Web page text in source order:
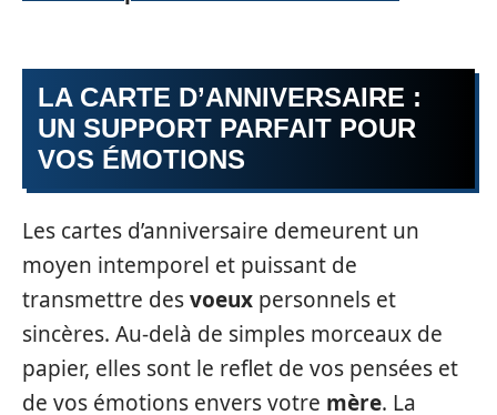
LA CARTE D’ANNIVERSAIRE :
UN SUPPORT PARFAIT POUR
VOS ÉMOTIONS
Les cartes d’anniversaire demeurent un
moyen intemporel et puissant de
transmettre desvoeux personnels et
sincères. Au-delà de simples morceaux de
papier, elles sont le reflet de vos pensées et
de vos émotions envers votre mère. La